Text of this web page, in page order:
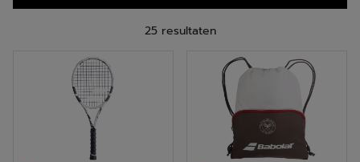
25 resultaten